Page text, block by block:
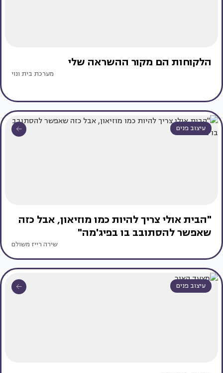
הלקוחות הם מקור ההשראה שלי
מערכת בית ונוי
עיצוב פנים
"הבית אולי צריך להיות כמו מוזיאון, אבל כזה
שאפשר להסתובב בו בפיג'מה"
שירה רייז משולם
עיצוב פנים